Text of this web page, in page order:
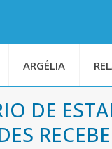
ARGÉLIA
DE